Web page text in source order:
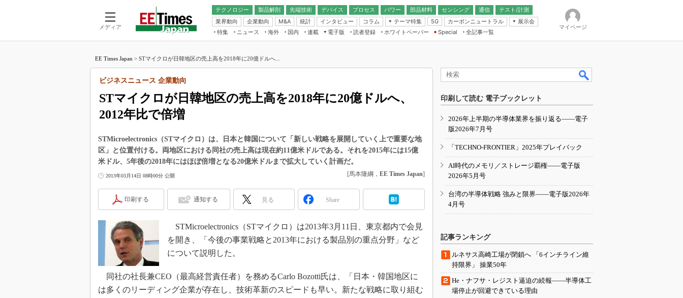
メディア
テクノロジー 製品解剖
先端技術
電池／エネルギー
デバイス
アナログ
マイコン
プロセス パワー 部品材料 センシング
通信
無線
テスト/計測
業界動向
企業動向 M&A 統計 インタビュー コラム
テーマ特集
フィジカルAI
読者調査（EE Times Research）
電源設計（EDN Japan）
エレクトロニクス入門（EDN
5G カーボンニュートラル
展示会
IoT・エッジコンピューティング
EXPO
TECHNO-FRONTIER
人とくるま展
特集 ニュース 海外 国内
連載
福田昭のデバイス通信
大山聡の業界スコープ
学漂流記
世界を「数字」で回してみよう
この10年で起こったこと、次の10年
で起こること
光伝送技術を知る
改革、執念の180日
イノベーションは日本を救うのか
JASA発IoT通信
電子版
電子ブックレット
読者登録 ホワイトペーパー
Special
全記事一覧
マイページ
EE Times Japan > STマイクロが日韓地区の売上高を2018年に20億ドルへ...
STマイクロが日韓地区の売上高を2018年に20億ドルへ、
2012年比で倍増
ビジネスニュース 企業動向
STMicroelectronics（STマイクロ）は、日本と韓国について「新しい戦略を展開していく上で重要な地
区」と位置付ける。両地区における同社の売上高は現在約11億米ドルである。それを2015年には15億
米ドル、5年後の2018年にはほぼ倍増となる20億米ドルまで拡大していく計画だ。
2013年03月14日 08時00分 公開 [馬本隆綱， EE Times Japan]
印刷する 通知する 見る Share
STMicroelectronics（STマイクロ）は2013年3月11日、東京都内で会見
を開き、「今後の事業戦略と2013年における製品別の重点分野」など
について説明した。
同社の社長兼CEO（最高経営責任者）を務めるCarlo Bozotti氏は、「日本・韓国地区に
は多くのリーディング企業が存在し、技術革新のスピードも早い。新たな戦略に取り組む
印刷して読む 電子ブックレット
2026年上半期の半導体業界を振り返る――電子
版2026年7月号
「TECHNO-FRONTIER」2025年プレイバック
AI時代のメモリ／ストレージ覇権――電子版
2026年5月号
台湾の半導体戦略 強みと限界――電子版2026年
4月号
記事ランキング
ルネサス高崎工場が閉鎖へ 「6インチライン維
持限界」 操業50年
He・ナフサ・レジスト逼迫の続報――半導体工
場停止が回避できている理由